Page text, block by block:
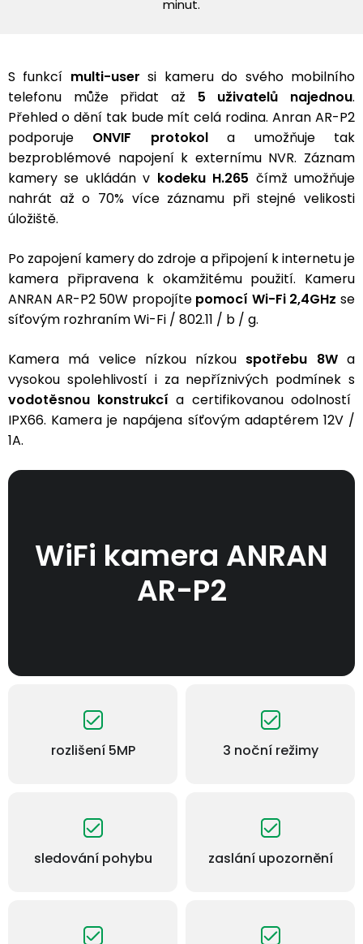
minut.
S funkcí multi-usersi kameru do svého mobilního
telefonu může přidat až 5 uživatelů najednou.
Přehled o dění tak bude mít celá rodina. Anran AR-P2
podporuje ONVIF protokola umožňuje tak
bezproblémové napojení k externímu NVR. Záznam
kamery se ukládán v kodeku H.265 čímž umožňuje
nahrát až o 70% více záznamu při stejné velikosti
úložiště.
Po zapojení kamery do zdroje a připojení k internetu je
kamera připravena k okamžitému použití. Kameru
ANRAN AR-P2 50W propojítepomocí Wi-Fi 2,4GHz se
síťovým rozhraním Wi-Fi / 802.11 / b / g.
Kamera má velice nízkou nízkou spotřebu 8Wa
vysokou spolehlivostí i za nepříznivých podmínek s
vodotěsnou konstrukcí a certifikovanou odolností
IPX66. Kamera je napájena síťovým adaptérem 12V /
1A.
WiFi kamera ANRAN
AR-P2
rozlišení 5MP 3 noční režimy
sledování pohybu zaslání upozornění